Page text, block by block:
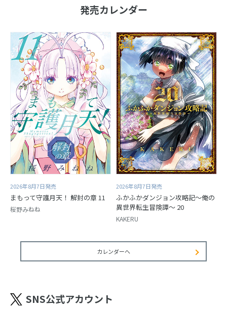
発売カレンダー
2026年8月7日発売
まもって守護月天！ 解封の章 11
桜野みねね
2026年8月7日発売
ふかふかダンジョン攻略記～俺の
異世界転生冒険譚～ 20
KAKERU
カレンダーへ
SNS公式アカウント